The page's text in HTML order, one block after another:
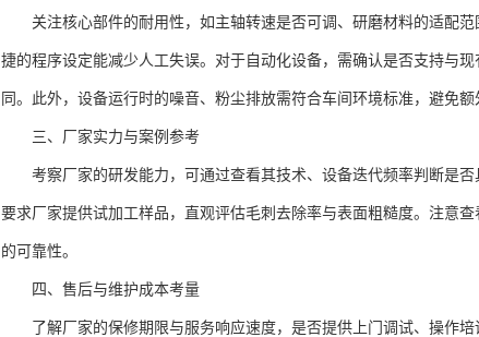
关注核心部件的耐用性，如主轴转速是否可调、研磨材料的适配范
捷的程序设定能减少人工失误。对于自动化设备，需确认是否支持与
同。此外，设备运行时的噪音、粉尘排放需符合车间环境标准，避免额
三、厂家实力与案例参考
考察厂家的研发能力，可通过查看其技术、设备迭代频率判断是否
要求厂家提供试加工样品，直观评估毛刺去除率与表面粗糙度。注意
的可靠性。
四、售后与维护成本考量
了解厂家的保修期限与服务响应速度，是否提供上门调试、操作培